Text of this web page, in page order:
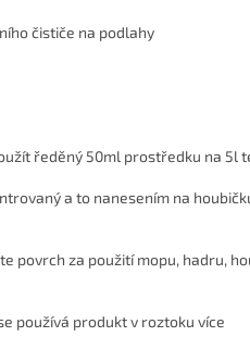
čističe na podlahy
ředěný 50ml prostředku na 5l
a to nanesením na
povrch za použití mopu, hadru,
používá produkt v roztoku více